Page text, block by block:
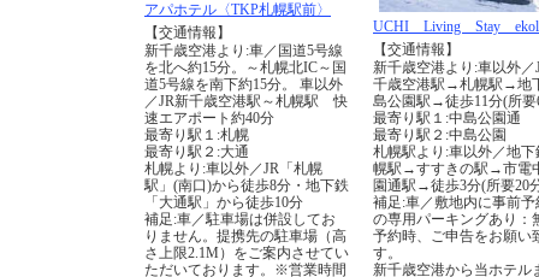
アパホテル〈TKP札幌駅前〉
【交通情報】
新千歳空港より:車／国道5号線
を北へ約15分。～札幌北IC～国
道5号線を南下約15分。 車以外
／JR新千歳空港駅～札幌駅 快
速エアポート約40分
最寄り駅１:札幌
最寄り駅２:大通
札幌より:車以外／JR「札幌
駅」(南口)から徒歩8分・地下鉄
「大通駅」から徒歩10分
補足:車／駐車場は併設してお
りません。提携先の駐車場（高
さ上限2.1M）をご案内させてい
ただいております。※営業時間
UCHI Living Stay
【交通情報】
新千歳空港より:車以外／
千歳空港駅→札幌駅→地
島公園駅→徒歩11分(所要
最寄り駅１:中島公園通
最寄り駅２:中島公園
札幌駅より:車以外／地下
幌駅→すすきの駅→市電
園通駅→徒歩3分(所要20
補足:車／敷地内に事前予
の専用パーキングあり：
予約時、ご申告をお願い
す。
新千歳空港から当ホテル